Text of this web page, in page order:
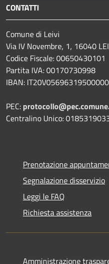
CONTATTI
Comune di Leivi
Via IV Novembre, 1, 16040
Codice Fiscale: 00650430101
Partita IVA: 00170730998
IBAN:
PEC:
Centralino Unico:
Prenotazione
Segnalazione disservizio
Leggi le FAQ
Richiesta assistenza
Amministrazione